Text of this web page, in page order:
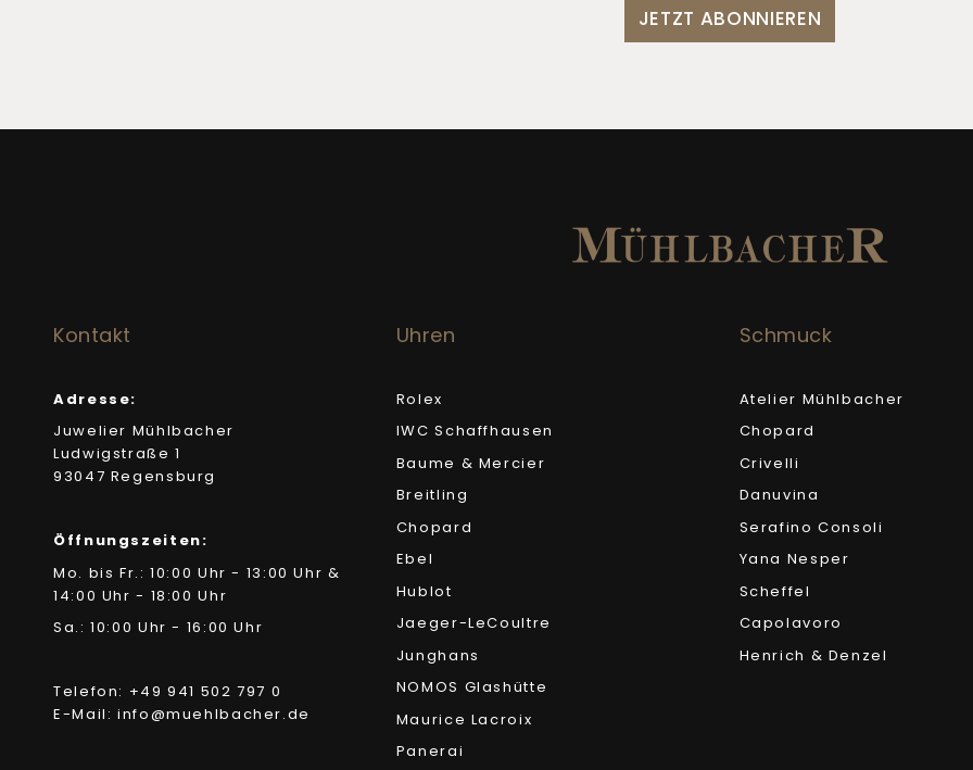
JETZT ABONNIEREN
Kontakt
Adresse:
Juwelier Mühlbacher
Ludwigstraße 1
93047 Regensburg
Öffnungszeiten:
Mo. bis Fr.: 10:00 Uhr - 13:00 Uhr &
14:00 Uhr - 18:00 Uhr
Sa.: 10:00 Uhr - 16:00 Uhr
Telefon: +49 941 502 797 0
E-Mail: info@muehlbacher.de
Uhren
Rolex
IWC Schaffhausen
Baume & Mercier
Breitling
Chopard
Ebel
Hublot
Jaeger-LeCoultre
Junghans
NOMOS Glashütte
Maurice Lacroix
Panerai
Schmuck
Atelier Mühlbacher
Chopard
Crivelli
Danuvina
Serafino Consoli
Yana Nesper
Scheffel
Capolavoro
Henrich & Denzel